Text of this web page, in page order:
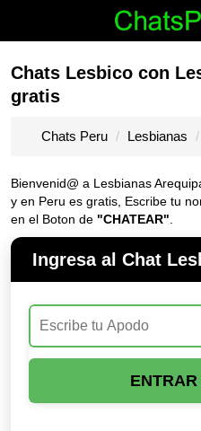
Chats Lesbico con
gratis
Chats Peru Lesbianas
Bienvenid@ a Lesbianas
y en Peru es gratis, Escribe tu
en el Boton de "CHATEAR"
Ingresa al Chat